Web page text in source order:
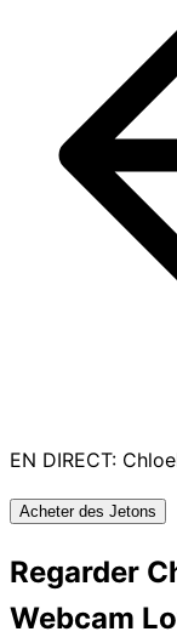
EN DIRECT:
Acheter des Jetons
Regarder
Webcam